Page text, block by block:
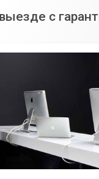
с